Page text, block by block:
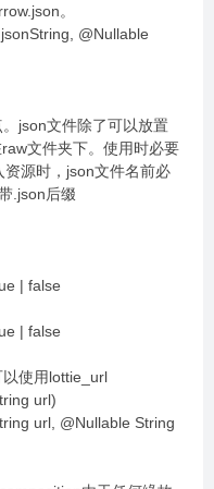
。
@Nullable
json文件除了可以放置
文件夹下。使用时必要
源时，json文件名前必
.json后缀
| false
| false
使用lottie_url
url)
url, @Nullable String